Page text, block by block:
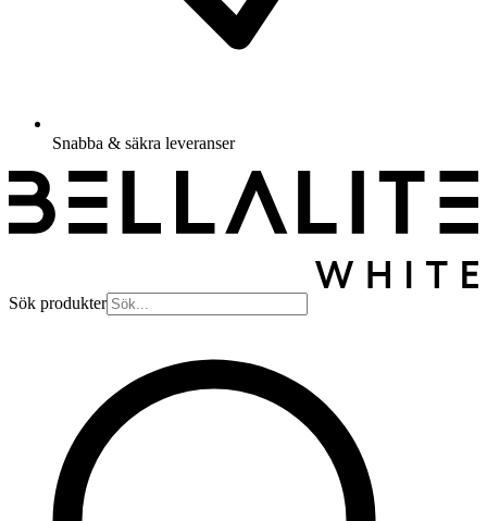
Snabba & säkra leveranser
Sök produkter